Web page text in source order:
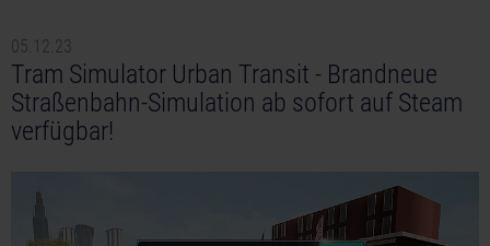
05.12.23
Tram Simulator Urban Transit - Brandneue
Straßenbahn-Simulation ab sofort auf Steam
verfügbar!